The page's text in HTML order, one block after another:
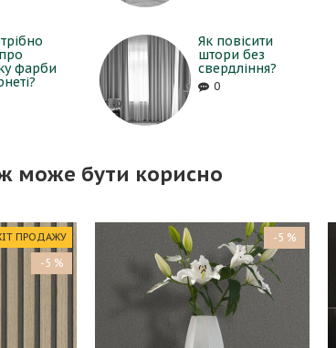
фарби
Як повісити
штори без
свердління?
0
може бути корисно
ПРОДАЖУ
-5 %
-5 %